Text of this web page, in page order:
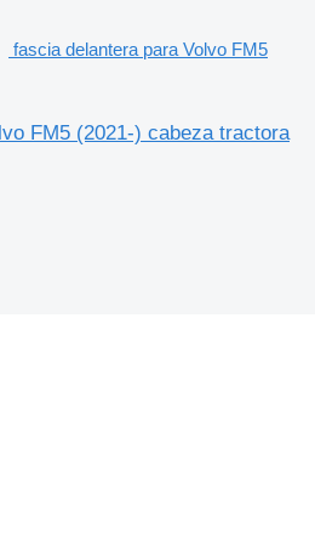
fascia delantera para Volvo FM5
FM5 (2021-) cabeza tractora